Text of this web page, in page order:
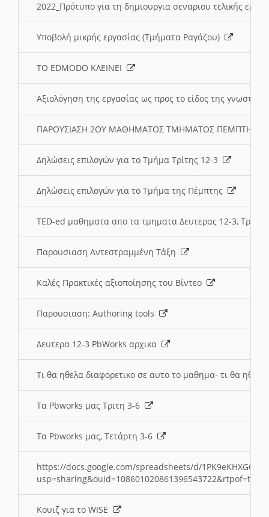
2022_Πρότυπο για τη δημιουργια σεναριου τελικής
Υποβολή μικρής εργασίας (Τμήματα Ραγάζου)
ΤΟ EDMODO ΚΛΕΙΝΕΙ
Αξιολόγηση της εργασίας ως προς το είδος της
ΠΑΡΟΥΣΙΑΣΗ 2ΟΥ ΜΑΘΗΜΑΤΟΣ ΤΜΗΜΑΤΟΣ
Δηλώσεις επιλογών για το Τμήμα Τρίτης 12-3
Δηλώσεις επιλογών για το Τμήμα της Πέμπτης
TED-ed μαθηματα απο τα τμηματα Δευτερας 12-3,
Παρουσιαση Αντεστραμμένη Τάξη
Καλές Πρακτικές αξιοποίησης του Βίντεο
Παρουσιαση: Authoring tools
Δευτερα 12-3 PbWorks αρχικα
Τι θα ηθελα διαφορετικο σε αυτο το μαθημα- τι θα
Τα Pbworks μας Τριτη 3-6
Τα Pbworks μας, Τετάρτη 3-6
https://docs.google.com/spreadsheets/d/
Κουιζ για το WISE